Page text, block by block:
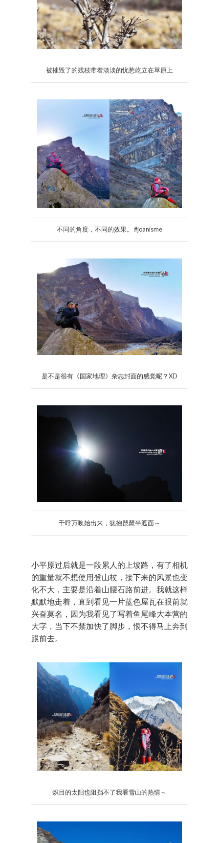
被摧毁了的残枝带着淡淡的忧愁屹立在草原上
不同的角度，不同的效果。 #joanisme
是不是很有《国家地理》杂志封面的感觉呢？XD
千呼万唤始出来，犹抱琵琶半遮面～
小平原过后就是一段累人的上坡路，有了相机
的重量就不想使用登山杖，接下来的风景也变
化不大，主要是沿着山腰石路前进。我就这样
默默地走着，直到看见一片蓝色屋瓦在眼前就
兴奋莫名，因为我看见了写着鱼尾峰大本营的
大字，当下不禁加快了脚步，恨不得马上奔到
跟前去。
炽目的太阳也阻挡不了我看雪山的热情～